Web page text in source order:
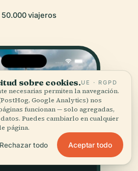
viajeros
sobre cookies.UE · RGPD
necesarias permiten la navegación.
Google Analytics) nos
funcionan — solo agregadas,
Puedes cambiarlo en cualquier
página.
Rechazar todo Aceptar todo